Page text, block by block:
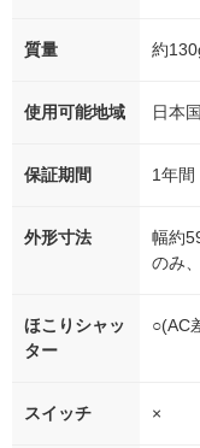
質量 約
使用可能地域 日本
保証期間 1年間
外形寸法
幅約
のみ
ほこりシャッ
ター
○(AC
スイッチ ×